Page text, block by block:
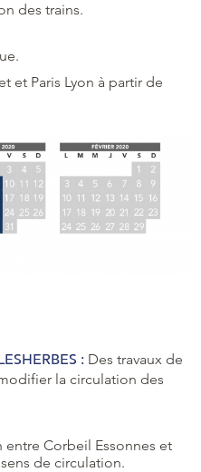
des trains.
et Paris Lyon à partir de
: Des travaux de
la circulation des
entre Corbeil Essonnes et
de circulation.